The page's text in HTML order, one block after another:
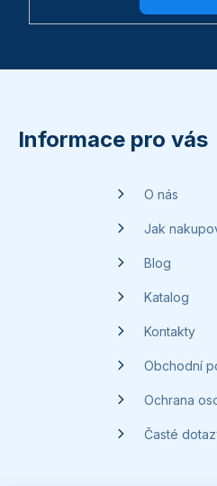
Informace pro vás
O nás
Jak
Blog
Katalog
Kontakty
Obchodní
Ochrana
Časté